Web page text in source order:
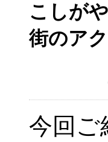
こしが
街のア
今回ご